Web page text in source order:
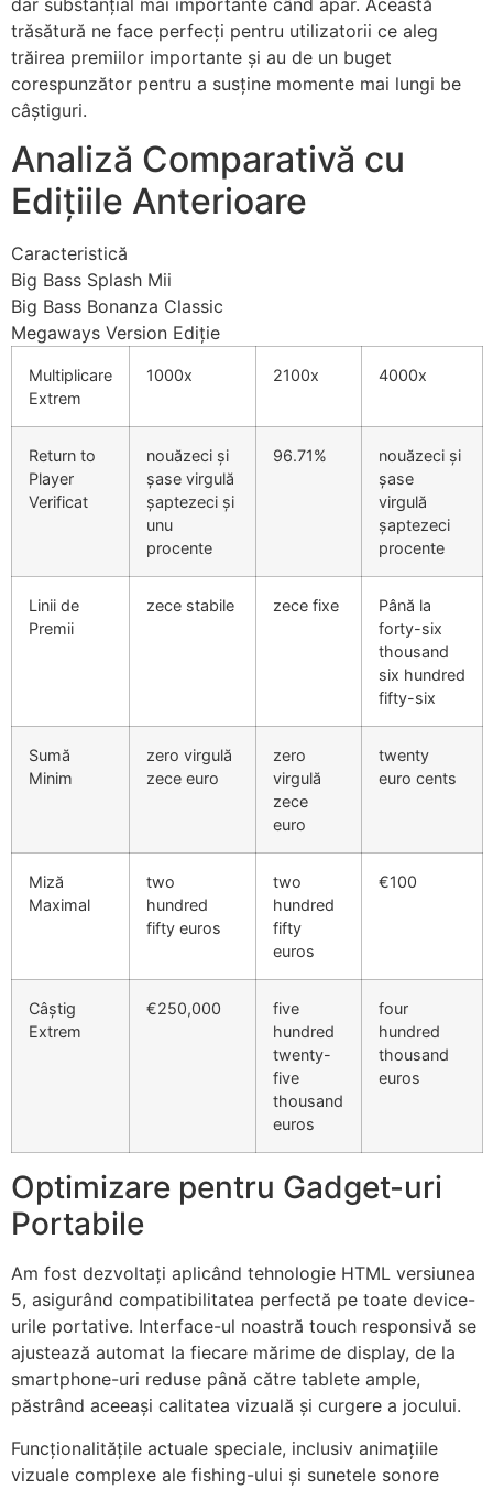
trăsătură ne face perfecți pentru utilizatorii ce aleg
trăirea premiilor importante și au de un buget
corespunzător pentru a susține momente mai lungi be
câștiguri.
Analiză Comparativă cu
Edițiile Anterioare
Caracteristică
Big Bass Splash Mii
Big Bass Bonanza Classic
Megaways Version Ediție
Multiplicare
Extrem
1000x 2100x 4000x
Return to
Player
Verificat
nouăzeci și
șase virgulă
șaptezeci și
unu
procente
96.71%
nouăzeci și
șase
virgulă
șaptezeci
procente
Linii de
Premii
zece stabile zece fixe
Până la
forty-six
thousand
six hundred
fifty-six
Sumă
Minim
zero virgulă
zece euro
zero
virgulă
zece
euro
twenty
euro cents
Miză
Maximal
two
hundred
fifty euros
two
hundred
fifty
euros
€100
Câștig
Extrem
€250,000
five
hundred
twenty-
five
thousand
euros
four
hundred
thousand
euros
Optimizare pentru Gadget-uri
Portabile
Am fost dezvoltați aplicând tehnologie HTML versiunea
5, asigurând compatibilitatea perfectă pe toate device-
urile portative. Interface-ul noastră touch responsivă se
ajustează automat la fiecare mărime de display, de la
smartphone-uri reduse până către tablete ample,
păstrând aceeași calitatea vizuală și curgere a jocului.
Funcționalitățile actuale speciale, inclusiv animațiile
vizuale complexe ale fishing-ului și sunetele sonore